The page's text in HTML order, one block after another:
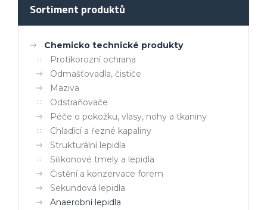
Sortiment produktů
Chemicko technické produkty
Protikorozní ochrana
Odmašťovadla, čističe
Maziva
Odstraňovače
Péče o pokožku, vlasy, nohy a tkaniny
Chladící a řezné kapaliny
Strukturální lepidla
Silikonové tmely a lepidla
Čistění a konzervace forem
Sekundová lepidla
Anaerobní lepidla